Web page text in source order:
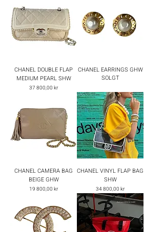
CHANEL DOUBLE FLAP
MEDIUM PEARL SHW
Pris
37 800,00 kr
CHANEL EARRINGS GHW
SOLGT
CHANEL CAMERA BAG
BEIGE GHW
Pris
19 800,00 kr
CHANEL VINYL FLAP BAG
SHW
Pris
34 800,00 kr